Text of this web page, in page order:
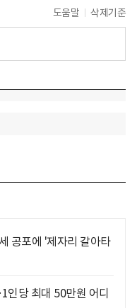
도움말 삭제기준
공포에 '제자리 갈아타
당 최대 50만원 어디